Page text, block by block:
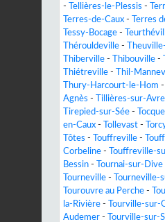
-
Tellières-le-Plessis -
Terres-de-Caux - Terres
Tessy-Bocage -
Thérouldeville -
Thiberville - Thibouville -
Thiétreville - Thil-
Thury-Harcourt-le-Hom -
Agnès - Tillières-sur-Avre
Tirepied-sur-Sée -
en-Caux - Tollevast -
Tôtes - Touffreville -
Corbeline - Touffreville-
Bessin - Tournai-sur-Dive
Tourneville - Tourneville-
Tourouvre au Perche -
la-Rivière - Tourville-sur-
Audemer - Tourville-sur-